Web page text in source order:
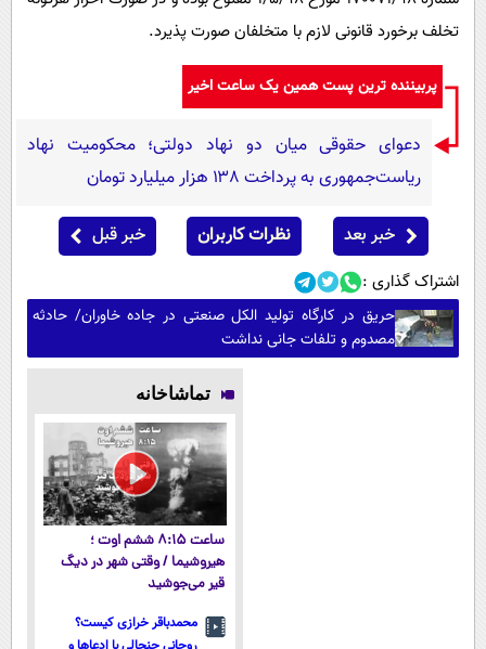
تخلف برخورد قانونی لازم با متخلفان صورت پذیرد.
پربیننده ترین پست همین یک ساعت اخیر
دعوای حقوقی میان دو نهاد دولتی؛ محکومیت نهاد
ریاست‌جمهوری به پرداخت ۱۳۸ هزار میلیارد تومان
خبر بعد نظرات کاربران خبر قبل
اشتراک گذاری :
حریق در کارگاه تولید الکل صنعتی در جاده خاوران/ حادثه
مصدوم و تلفات جانی نداشت
تماشاخانه
ساعت ۸:۱۵ ششم اوت ؛
هیروشیما / وقتی شهر در دیگ
قیر می‌جوشید
محمدباقر خرازی کیست؟